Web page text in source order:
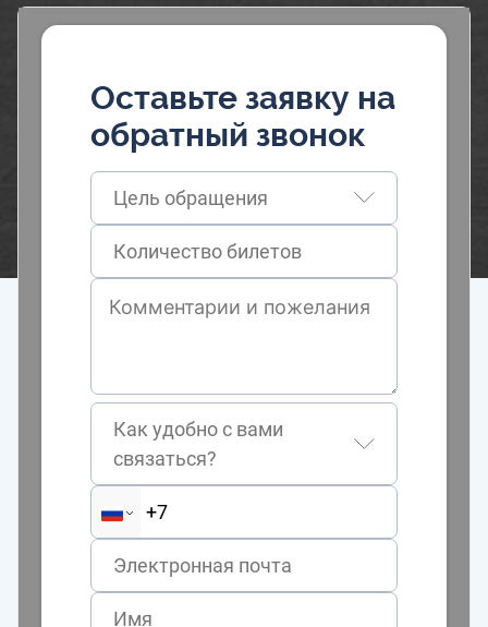
Оставьте заявку на
обратный звонок
Цель обращения
Как удобно с вами
связаться?